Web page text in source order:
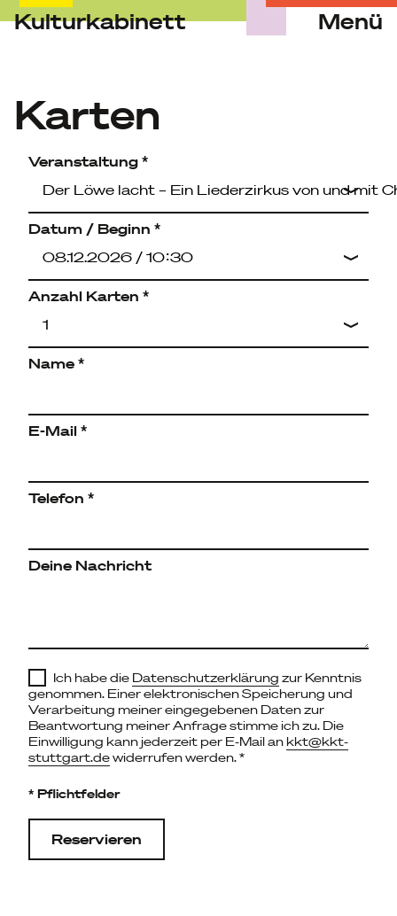
Kulturkabinett Menü
Karten
Veranstaltung *
Datum / Beginn *
Anzahl Karten *
Name *
E-Mail *
Telefon *
Deine Nachricht
Ich habe die Datenschutzerklärung zur Kenntnis
genommen. Einer elektronischen Speicherung und
Verarbeitung meiner eingegebenen Daten zur
Beantwortung meiner Anfrage stimme ich zu. Die
Einwilligung kann jederzeit per E-Mail an kkt@kkt-
stuttgart.dewiderrufen werden. *
* Pflichtfelder
Reservieren